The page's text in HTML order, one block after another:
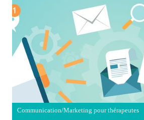
Communication/Marketing pour thérapeutes